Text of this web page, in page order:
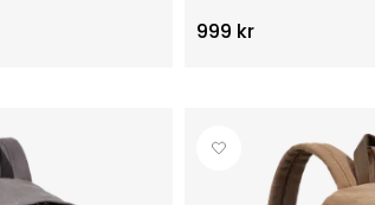
999 kr